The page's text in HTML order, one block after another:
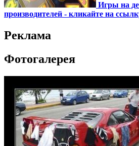
Игры на
производителей - кликайте на
Реклама
Фотогалерея